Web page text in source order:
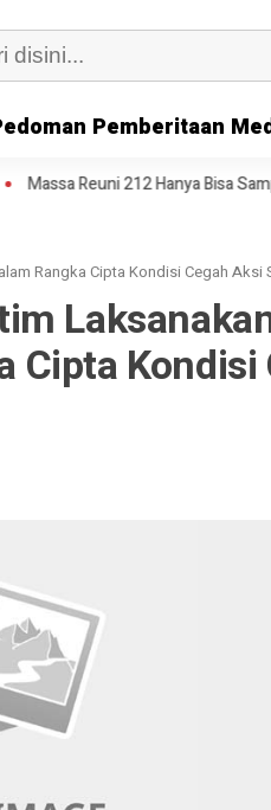
Pemberitaan
Hanya Bisa Sampai Thamrin, Putar
Rangka Cipta Kondisi Cegah Aksi
Cipta Kondisi